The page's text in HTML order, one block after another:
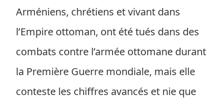
Arméniens, chrétiens et vivant dans
l’Empire ottoman, ont été tués dans des
combats contre l’armée ottomane durant
la Première Guerre mondiale, mais elle
conteste les chiffres avancés et nie que